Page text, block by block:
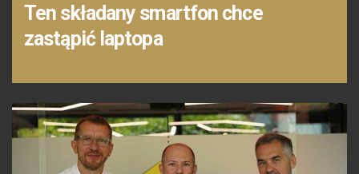
Ten składany smartfon chce
zastąpić laptopa